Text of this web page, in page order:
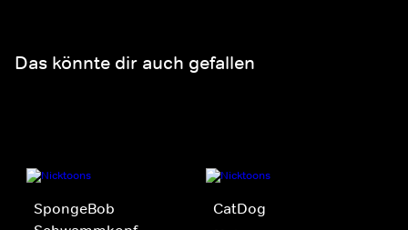
Das könnte dir auch gefallen
SpongeBob
CatDog